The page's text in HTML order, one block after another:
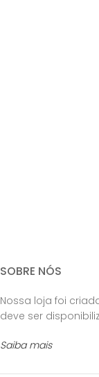
SOBRE NÓS
Nossa loja foi
deve ser
Saiba mais